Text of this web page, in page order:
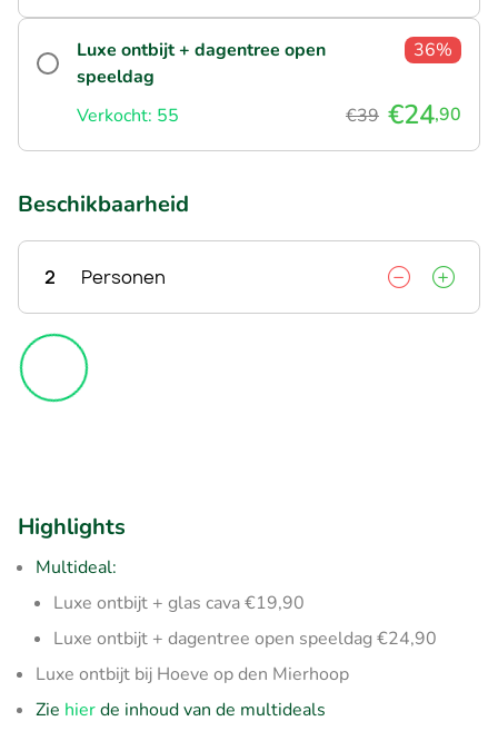
Luxe ontbijt + dagentree open
speeldag
36%
Verkocht: 55 €39 €24,90
Beschikbaarheid
2 Personen
Highlights
Multideal:
Luxe ontbijt + glas cava €19,90
Luxe ontbijt + dagentree open speeldag €24,90
Luxe ontbijt bij Hoeve op den Mierhoop
Zie hierde inhoud van de multideals